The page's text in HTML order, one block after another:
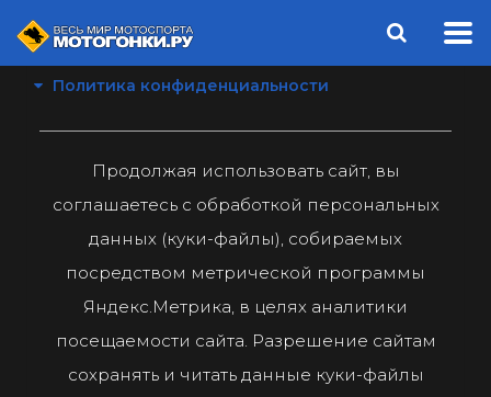
Политика конфиденциальности
Продолжая использовать сайт, вы
соглашаетесь с обработкой персональных
данных (куки-файлы), собираемых
посредством метрической программы
Яндекс.Метрика, в целях аналитики
посещаемости сайта. Разрешение сайтам
сохранять и читать данные куки-файлы